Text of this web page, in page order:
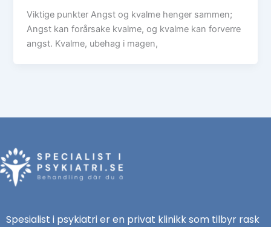
Viktige punkter Angst og kvalme henger sammen;
Angst kan forårsake kvalme, og kvalme kan forverre
angst. Kvalme, ubehag i magen,
Spesialist i psykiatri er en privat klinikk som tilbyr rask